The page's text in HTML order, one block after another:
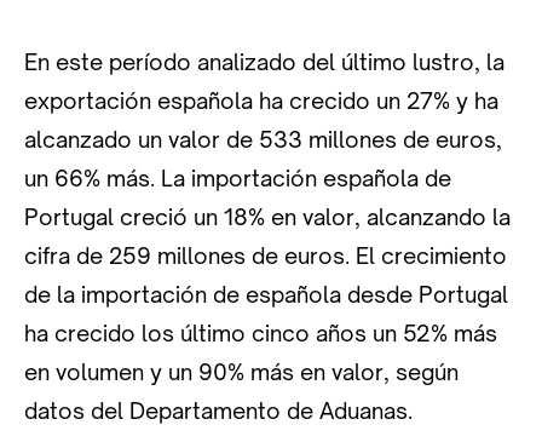
En este período analizado del último lustro, la
exportación española ha crecido un 27% y ha
alcanzado un valor de 533 millones de euros,
un 66% más. La importación española de
Portugal creció un 18% en valor, alcanzando la
cifra de 259 millones de euros. El crecimiento
de la importación de española desde Portugal
ha crecido los último cinco años un 52% más
en volumen y un 90% más en valor, según
datos del Departamento de Aduanas.